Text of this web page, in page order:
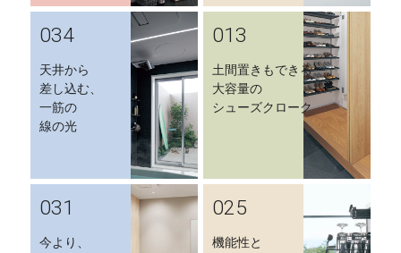
034
天井から
差し込む、
一筋の
線の光
013
土間置きもできる
大容量の
シューズクローク
031
今より、
025
機能性と